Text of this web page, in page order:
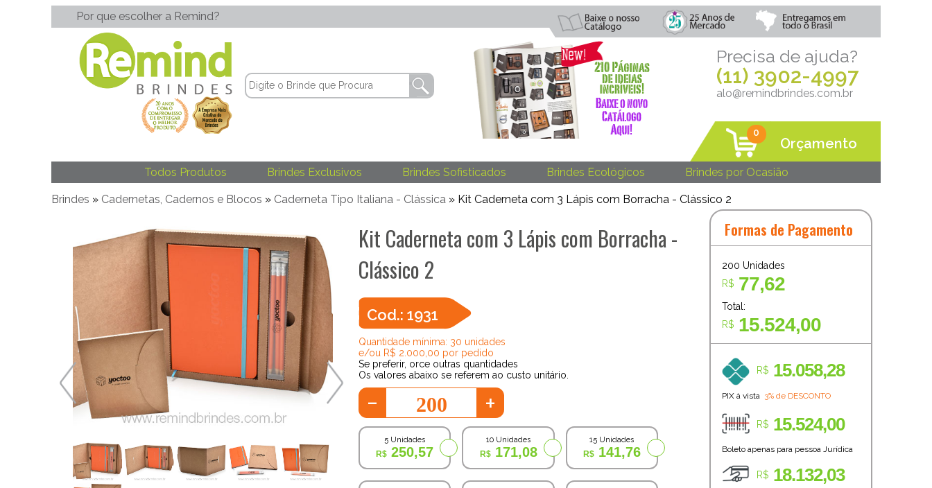
Por que escolher a Remind?
Precisa de ajuda?
(11) 3902-4997
alo@remindbrindes.com.br
0
Orçamento
Todos Produtos Brindes Exclusivos Brindes Sofisticados Brindes Ecológicos Brindes por Ocasião
Brindes » Cadernetas, Cadernos e Blocos » Caderneta Tipo Italiana - Clássica » Kit Caderneta com 3 Lápis com Borracha - Clássico 2
Kit Caderneta com 3 Lápis com Borracha -
Clássico 2
Cod.: 1931
Quantidade mínima: 30 unidades
e/ou R$ 2.000,00 por pedido
Se preferir, orce outras quantidades
Os valores abaixo se referem ao custo unitário.
- +
5 Unidades
250,57
10 Unidades
171,08
15 Unidades
141,76
Formas de Pagamento
200 Unidades
R$ 77,62
Total:
R$ 15.524,00
R$ 15.058,28
PIX à vista 3% de DESCONTO
R$ 15.524,00
Boleto apenas para pessoa Jurídica
R$ 18.132,03